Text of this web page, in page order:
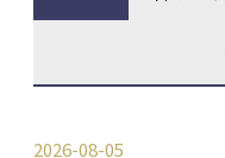
2026-08-05